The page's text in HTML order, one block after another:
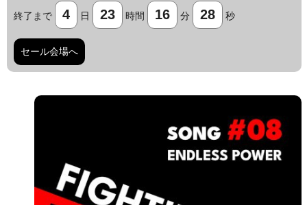
終了まで 4 日 23 時間 16 分 27 秒
セール会場へ